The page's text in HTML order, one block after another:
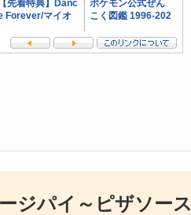
ジパイ～ピザソース